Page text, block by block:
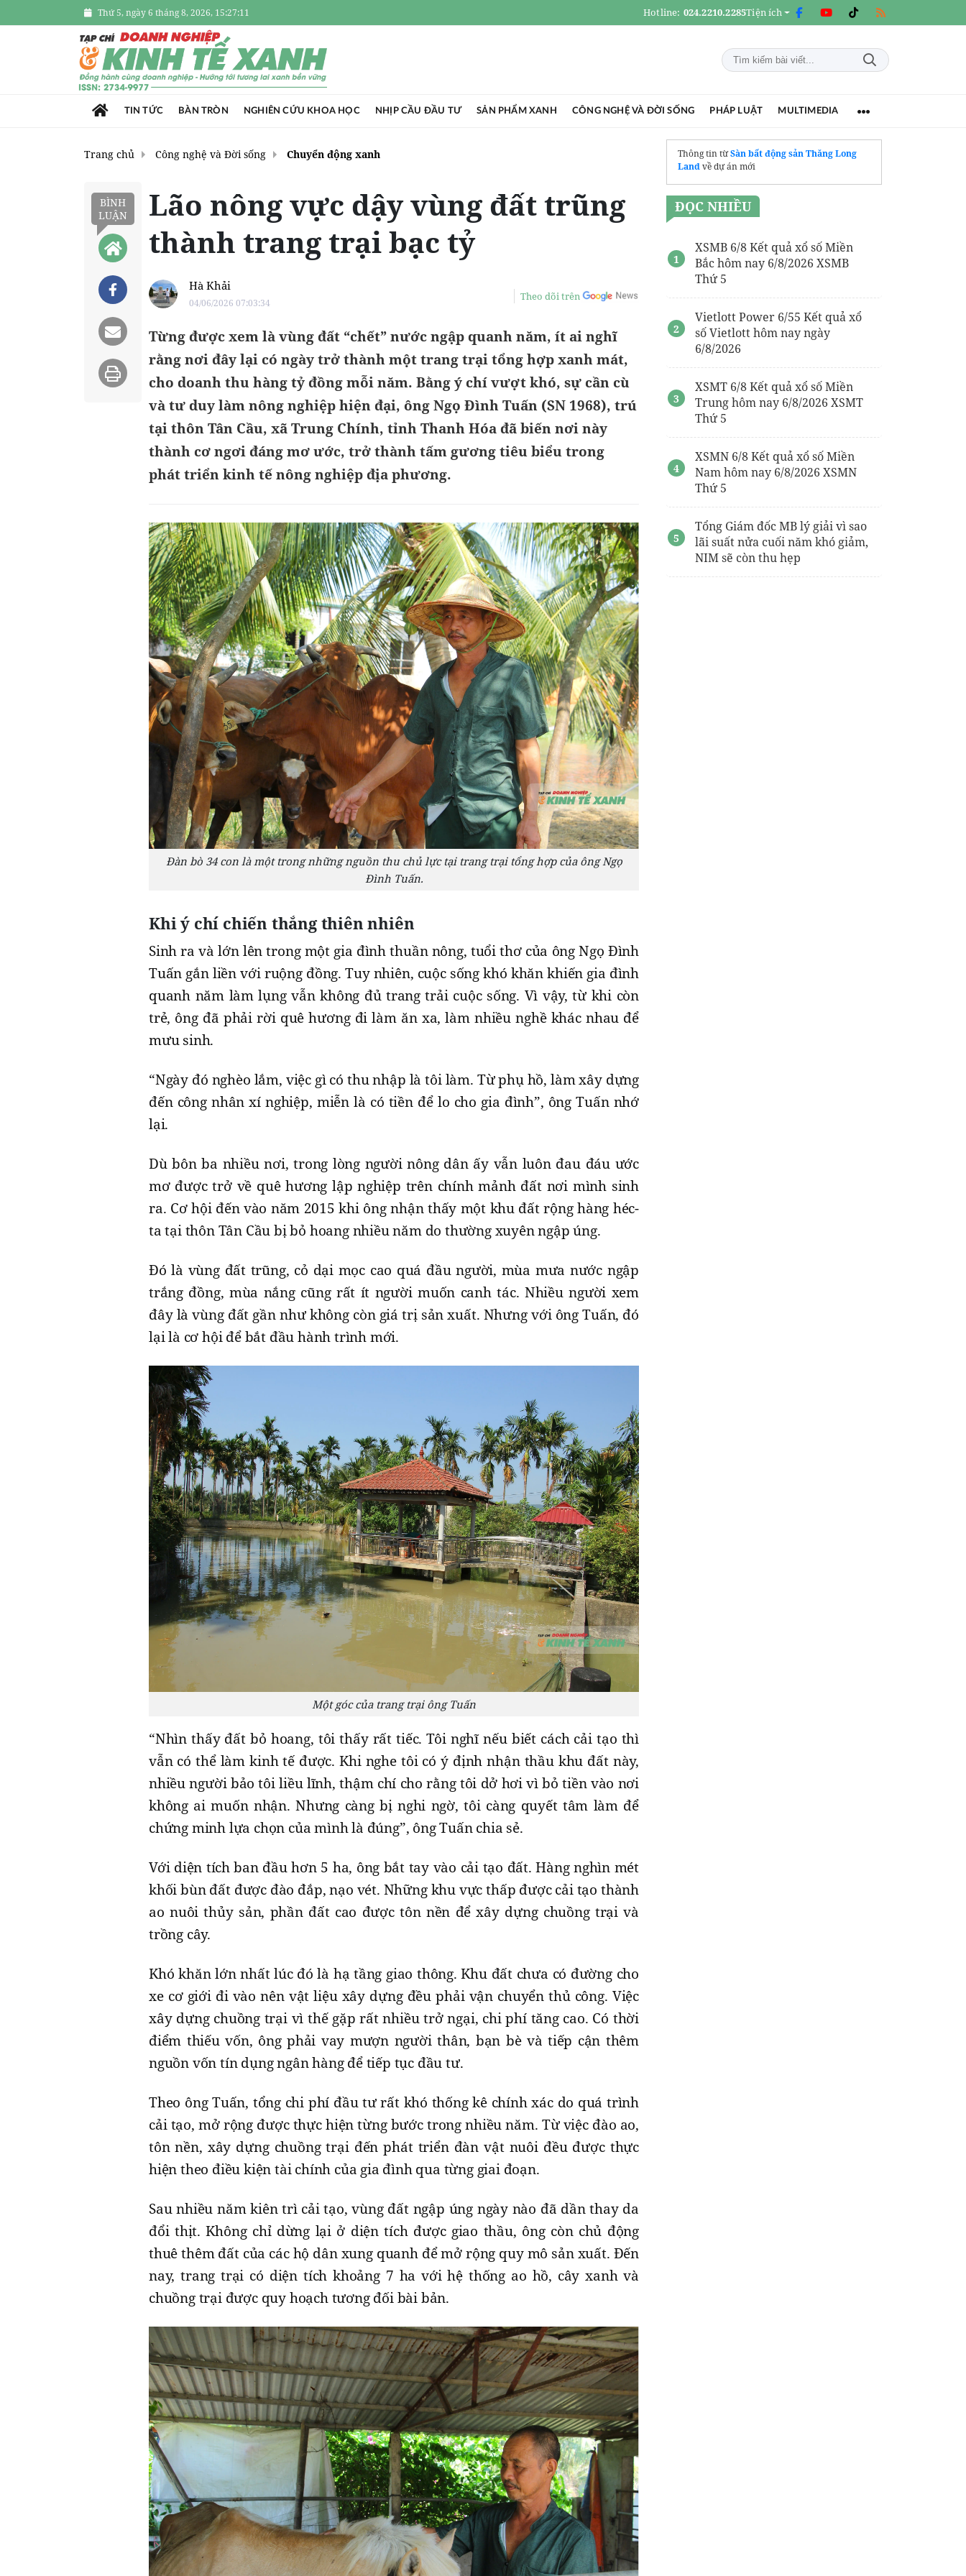
Thứ 5, ngày 6 tháng 8, 2026, 15:27:12 Hotline: 024.2210.2285Tiện ích
TIN TỨC BÀN TRÒN NGHIÊN CỨU KHOA HỌC NHỊP CẦU ĐẦU TƯ SẢN PHẨM XANH CÔNG NGHỆ VÀ ĐỜI SỐNG PHÁP LUẬT MULTIMEDIA
Trang chủ Công nghệ và Đời sống Chuyển động xanh
BÌNH
LUẬN
Lão nông vực dậy vùng đất trũng
thành trang trại bạc tỷ
Hà Khải
04/06/2026 07:03:34
Theo dõi trên
Từng được xem là vùng đất “chết” nước ngập quanh năm, ít ai nghĩ
rằng nơi đây lại có ngày trở thành một trang trại tổng hợp xanh mát,
cho doanh thu hàng tỷ đồng mỗi năm. Bằng ý chí vượt khó, sự cần cù
và tư duy làm nông nghiệp hiện đại, ông Ngọ Đình Tuấn (SN 1968), trú
tại thôn Tân Cầu, xã Trung Chính, tỉnh Thanh Hóa đã biến nơi này
thành cơ ngơi đáng mơ ước, trở thành tấm gương tiêu biểu trong
phát triển kinh tế nông nghiệp địa phương.
Đàn bò 34 con là một trong những nguồn thu chủ lực tại trang trại tổng hợp của ông Ngọ
Đình Tuấn.
Khi ý chí chiến thắng thiên nhiên
Sinh ra và lớn lên trong một gia đình thuần nông, tuổi thơ của ông Ngọ Đình
Tuấn gắn liền với ruộng đồng. Tuy nhiên, cuộc sống khó khăn khiến gia đình
quanh năm làm lụng vẫn không đủ trang trải cuộc sống. Vì vậy, từ khi còn
trẻ, ông đã phải rời quê hương đi làm ăn xa, làm nhiều nghề khác nhau để
mưu sinh.
“Ngày đó nghèo lắm, việc gì có thu nhập là tôi làm. Từ phụ hồ, làm xây dựng
đến công nhân xí nghiệp, miễn là có tiền để lo cho gia đình”, ông Tuấn nhớ
lại.
Dù bôn ba nhiều nơi, trong lòng người nông dân ấy vẫn luôn đau đáu ước
mơ được trở về quê hương lập nghiệp trên chính mảnh đất nơi mình sinh
ra. Cơ hội đến vào năm 2015 khi ông nhận thấy một khu đất rộng hàng héc-
ta tại thôn Tân Cầu bị bỏ hoang nhiều năm do thường xuyên ngập úng.
Đó là vùng đất trũng, cỏ dại mọc cao quá đầu người, mùa mưa nước ngập
trắng đồng, mùa nắng cũng rất ít người muốn canh tác. Nhiều người xem
đây là vùng đất gần như không còn giá trị sản xuất. Nhưng với ông Tuấn, đó
lại là cơ hội để bắt đầu hành trình mới.
Một góc của trang trại ông Tuấn
“Nhìn thấy đất bỏ hoang, tôi thấy rất tiếc. Tôi nghĩ nếu biết cách cải tạo thì
vẫn có thể làm kinh tế được. Khi nghe tôi có ý định nhận thầu khu đất này,
nhiều người bảo tôi liều lĩnh, thậm chí cho rằng tôi dở hơi vì bỏ tiền vào nơi
không ai muốn nhận. Nhưng càng bị nghi ngờ, tôi càng quyết tâm làm để
chứng minh lựa chọn của mình là đúng”, ông Tuấn chia sẻ.
Với diện tích ban đầu hơn 5 ha, ông bắt tay vào cải tạo đất. Hàng nghìn mét
khối bùn đất được đào đắp, nạo vét. Những khu vực thấp được cải tạo thành
ao nuôi thủy sản, phần đất cao được tôn nền để xây dựng chuồng trại và
trồng cây.
Khó khăn lớn nhất lúc đó là hạ tầng giao thông. Khu đất chưa có đường cho
xe cơ giới đi vào nên vật liệu xây dựng đều phải vận chuyển thủ công. Việc
xây dựng chuồng trại vì thế gặp rất nhiều trở ngại, chi phí tăng cao. Có thời
điểm thiếu vốn, ông phải vay mượn người thân, bạn bè và tiếp cận thêm
nguồn vốn tín dụng ngân hàng để tiếp tục đầu tư.
Theo ông Tuấn, tổng chi phí đầu tư rất khó thống kê chính xác do quá trình
cải tạo, mở rộng được thực hiện từng bước trong nhiều năm. Từ việc đào ao,
tôn nền, xây dựng chuồng trại đến phát triển đàn vật nuôi đều được thực
hiện theo điều kiện tài chính của gia đình qua từng giai đoạn.
Sau nhiều năm kiên trì cải tạo, vùng đất ngập úng ngày nào đã dần thay da
đổi thịt. Không chỉ dừng lại ở diện tích được giao thầu, ông còn chủ động
thuê thêm đất của các hộ dân xung quanh để mở rộng quy mô sản xuất. Đến
nay, trang trại có diện tích khoảng 7 ha với hệ thống ao hồ, cây xanh và
chuồng trại được quy hoạch tương đối bài bản.
Thông tin từSàn bất động sản Thăng Long
Landvề dự án mới
ĐỌC NHIỀU
XSMB 6/8 Kết quả xổ số Miền
Bắc hôm nay 6/8/2026 XSMB
Thứ 5
Vietlott Power 6/55 Kết quả xổ
số Vietlott hôm nay ngày
6/8/2026
XSMT 6/8 Kết quả xổ số Miền
Trung hôm nay 6/8/2026 XSMT
Thứ 5
XSMN 6/8 Kết quả xổ số Miền
Nam hôm nay 6/8/2026 XSMN
Thứ 5
Tổng Giám đốc MB lý giải vì sao
lãi suất nửa cuối năm khó giảm,
NIM sẽ còn thu hẹp